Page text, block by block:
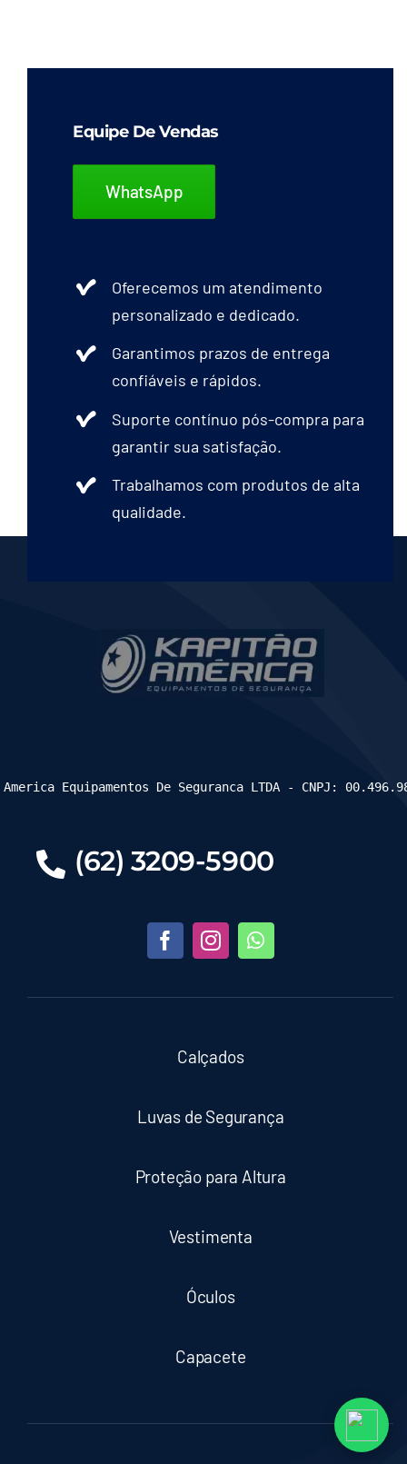
Equipe De Vendas
WhatsApp
Oferecemos um atendimento
personalizado e dedicado.
Garantimos prazos de entrega
confiáveis e rápidos.
Suporte contínuo pós-compra para
garantir sua satisfação.
Trabalhamos com produtos de alta
qualidade.
(62) 3209-5900
Calçados
Luvas de Segurança
Proteção para Altura
Vestimenta
Óculos
Capacete
Equipamentos De Seguranca LTDA - CNPJ: